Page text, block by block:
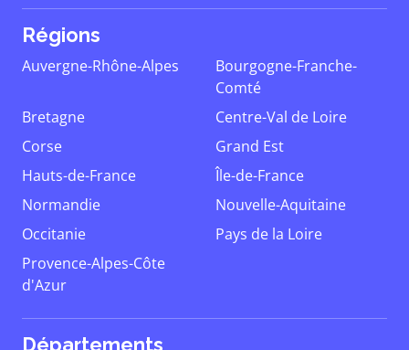
Régions
Auvergne-Rhône-Alpes
Bourgogne-Franche-
Comté
Bretagne
Centre-Val de Loire
Corse
Grand Est
Hauts-de-France
Île-de-France
Normandie
Nouvelle-Aquitaine
Occitanie
Pays de la Loire
Provence-Alpes-Côte
d'Azur
Départements